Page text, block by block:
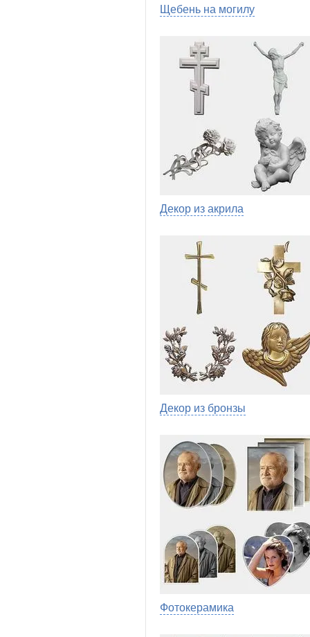
Щебень на могилу
Декор из акрила
Декор из бронзы
Фотокерамика